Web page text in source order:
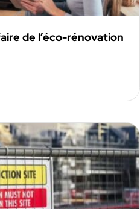
de l’éco-rénovation